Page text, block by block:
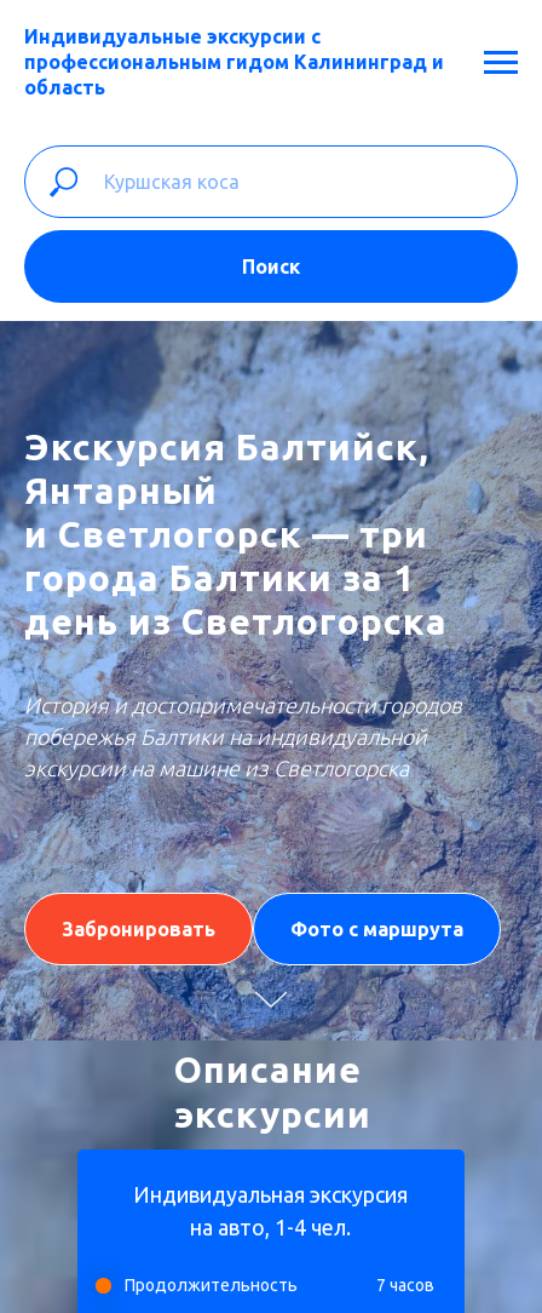
Индивидуальные экскурсии с
профессиональным гидом Калининград и
область
Поиск
ЭкскурсияБалтийск,
Янтарный
и Светлогорск — три
города Балтики за 1
день из Светлогорска
История и достопримечательности городов
побережья Балтики на индивидуальной
экскурсии на машине из Светлогорска
Забронировать Фото с маршрута
Описание
экскурсии
Индивидуальная экскурсия
на авто, 1-4 чел.
Продолжительность
7 часов